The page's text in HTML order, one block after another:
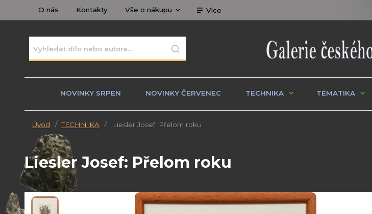
O nás Kontakty Vše o nákupu Více
NOVINKY SRPEN NOVINKY ČERVENEC TECHNIKA TÉMATIKA
Úvod TECHNIKA Liesler Josef: Přelom roku
Liesler Josef: Přelom roku